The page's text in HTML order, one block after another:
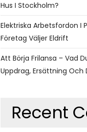
Hus I Stockholm?
Elektriska Arbetsfordon I
Företag Väljer Eldrift
Att Börja Frilansa – Vad
Uppdrag, Ersättning Och
Recent